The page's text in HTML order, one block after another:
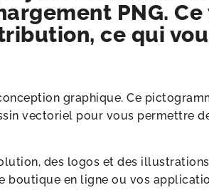
PNG.
ce qui
graphique. Ce
vectoriel pour vous permettre
des logos et des
en ligne ou vos